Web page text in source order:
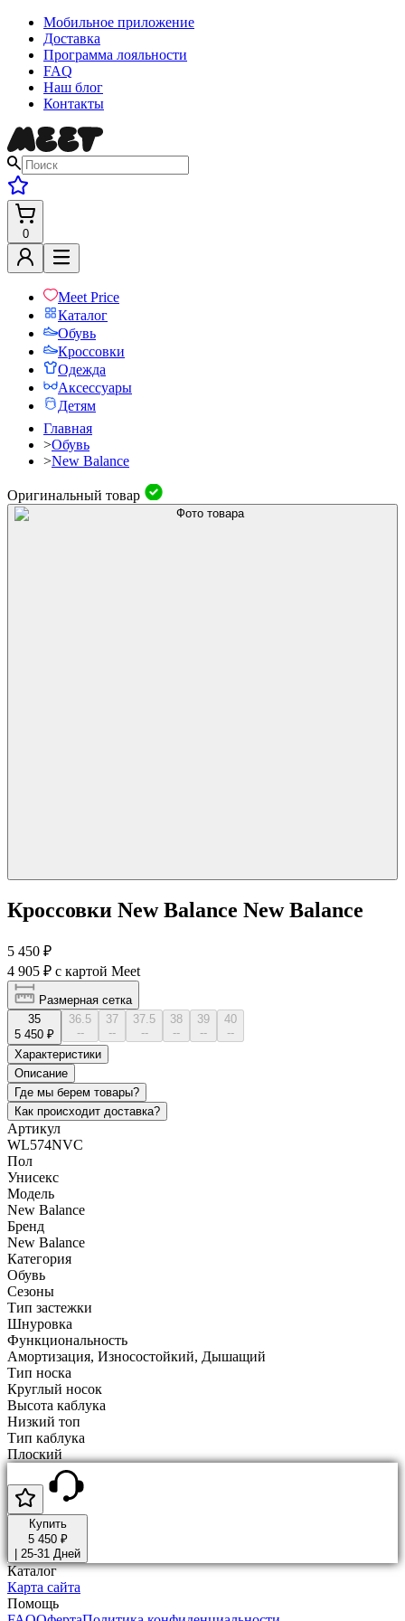
Мобильное приложение
Доставка
Программа лояльности
FAQ
Наш блог
Контакты
0
Meet Price
Каталог
Обувь
Кроссовки
Одежда
Аксессуары
Детям
Главная
>Обувь
>New Balance
Оригинальный товар
Кроссовки New Balance New Balance
5 450 ₽
4 905 ₽ с картой Meet
Размерная сетка
35
5 450 ₽
36.5
--
37
--
37.5
--
38
--
39
--
40
--
Характеристики
Описание
Где мы берем товары?
Как происходит доставка?
Артикул
WL574NVC
Пол
Унисекс
Модель
New Balance
Бренд
New Balance
Категория
Обувь
Сезоны
Тип застежки
Шнуровка
Функциональность
Амортизация, Износостойкий, Дышащий
Тип носка
Круглый носок
Высота каблука
Низкий топ
Тип каблука
Плоский
Купить
5 450 ₽
25-31 Дней
Каталог
Карта сайта
Помощь